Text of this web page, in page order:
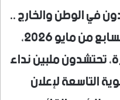
في الوطن والخارج ..
إنه وفي هذا اليوم المبارك، السابع من مايو 2026،
تحتشدون ملبين نداء
التاسعة لإعلان